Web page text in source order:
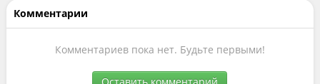
Комментарии
Комментариев пока нет. Будьте первыми!